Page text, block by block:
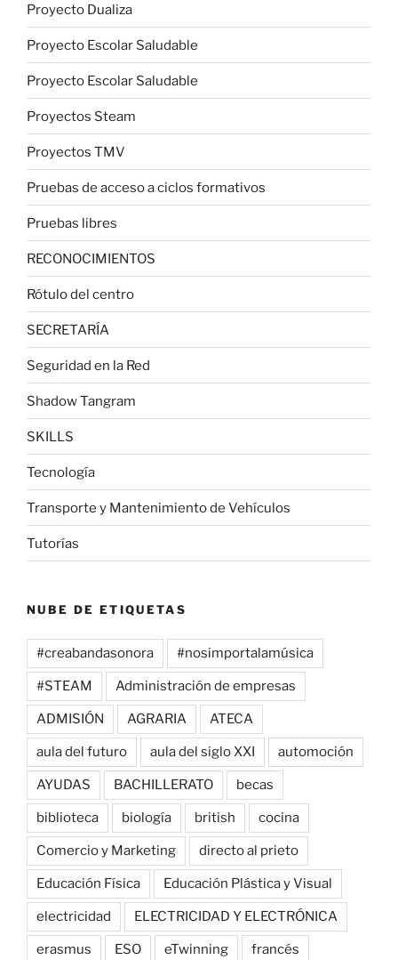
Proyecto Dualiza
Proyecto Escolar Saludable
Proyecto Escolar Saludable
Proyectos Steam
Proyectos TMV
Pruebas de acceso a ciclos formativos
Pruebas libres
RECONOCIMIENTOS
Rótulo del centro
SECRETARÍA
Seguridad en la Red
Shadow Tangram
SKILLS
Tecnología
Transporte y Mantenimiento de Vehículos
Tutorías
NUBE DE ETIQUETAS
#creabandasonora #nosimportalamúsica
#STEAM Administración de empresas
ADMISIÓN AGRARIA ATECA
aula del futuro aula del siglo XXI automoción
AYUDAS BACHILLERATO becas
biblioteca biología british cocina
Comercio y Marketing directo al prieto
Educación Física Educación Plástica y Visual
electricidad ELECTRICIDAD Y ELECTRÓNICA
erasmus ESO eTwinning francés